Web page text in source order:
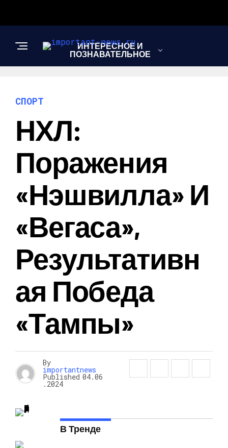
ИНТЕРЕСНОЕ И
ПОЗНАВАТЕЛЬНОЕ
СПОРТ
НХЛ:
Поражения
«Нэшвилла» И
«Вегаса»,
Результативн
Ая Победа
«Тампы»
By
importantnews
Published 04.06
.2024
В Тренде